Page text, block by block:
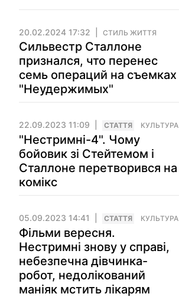
20.02.2024 17:32 СТИЛЬ ЖИТТЯ
Сильвестр Сталлоне
признался, что перенес
семь операций на съемках
"Неудержимых"
22.09.2023 11:09 СТАТТЯ КУЛЬТУРА
"Нестримні-4". Чому
бойовик зі Стейтемом і
Сталлоне перетворився на
комікс
05.09.2023 14:41 СТАТТЯ КУЛЬТУРА
Фільми вересня.
Нестримні знову у справі,
небезпечна дівчинка-
робот, недолікований
маніяк мстить лікарям